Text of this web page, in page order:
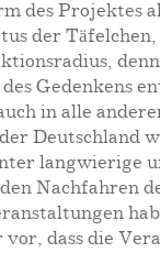
Projektes
der
Gedenkens
in alle
Deutschland
langwierige
Nachfahren
vor, dass die